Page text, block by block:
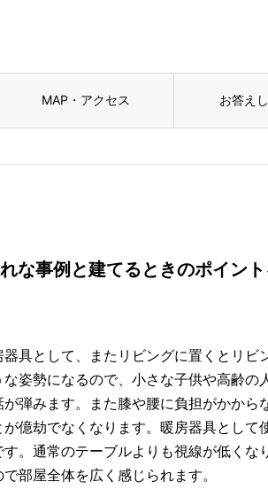
MAP・アクセス お答え
な事例と建てるときのポイン
具として、またリビングに置くとリビ
姿勢になるので、小さな子供や高齢の
弾みます。また膝や腰に負担がかから
億劫でなくなります。暖房器具として
。通常のテーブルよりも視線が低くな
部屋全体を広く感じられます。